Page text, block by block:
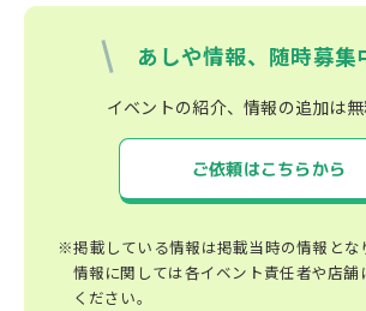
あしや情報、随時募集
イベントの紹介、情報の追加は無
ご依頼はこちらから
※掲載している情報は掲載当時の情報とな
情報に関しては各イベント責任者や店舗
ください。